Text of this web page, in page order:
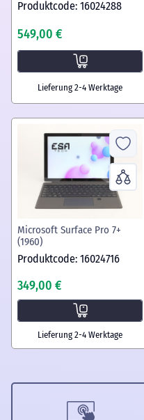
Produktcode: 16024288
549,00 €
Lieferung 2-4 Werktage
Microsoft Surface Pro 7+
(1960)
Produktcode: 16024716
349,00 €
Lieferung 2-4 Werktage